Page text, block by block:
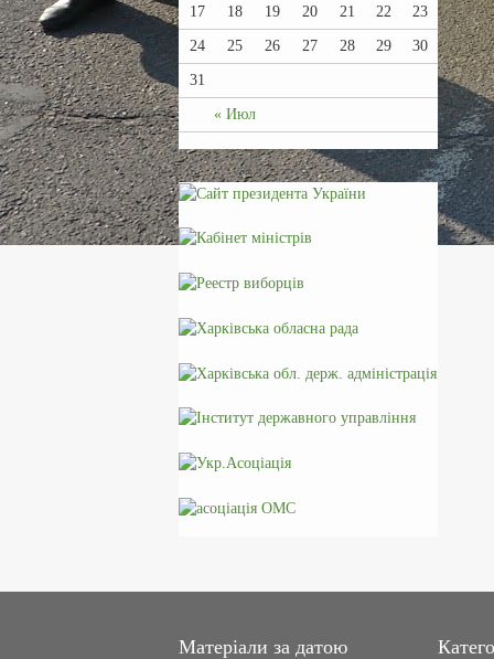
« Июл
17 18 19 20 21 22 23
24 25 26 27 28 29 30
31
Матеріали за датою